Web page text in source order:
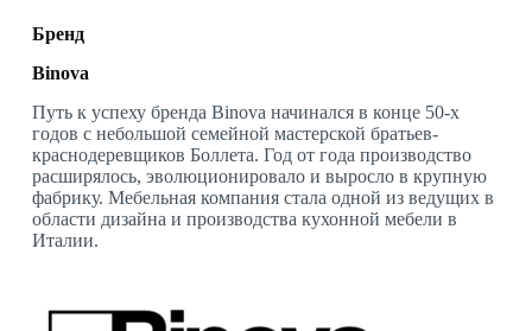
Бренд
Binova
Путь к успеху бренда Binova начинался в конце 50-х
годов с небольшой семейной мастерской братьев-
краснодеревщиков Боллета. Год от года производство
расширялось, эволюционировало и выросло в крупную
фабрику. Мебельная компания стала одной из ведущих в
области дизайна и производства кухонной мебели в
Италии.